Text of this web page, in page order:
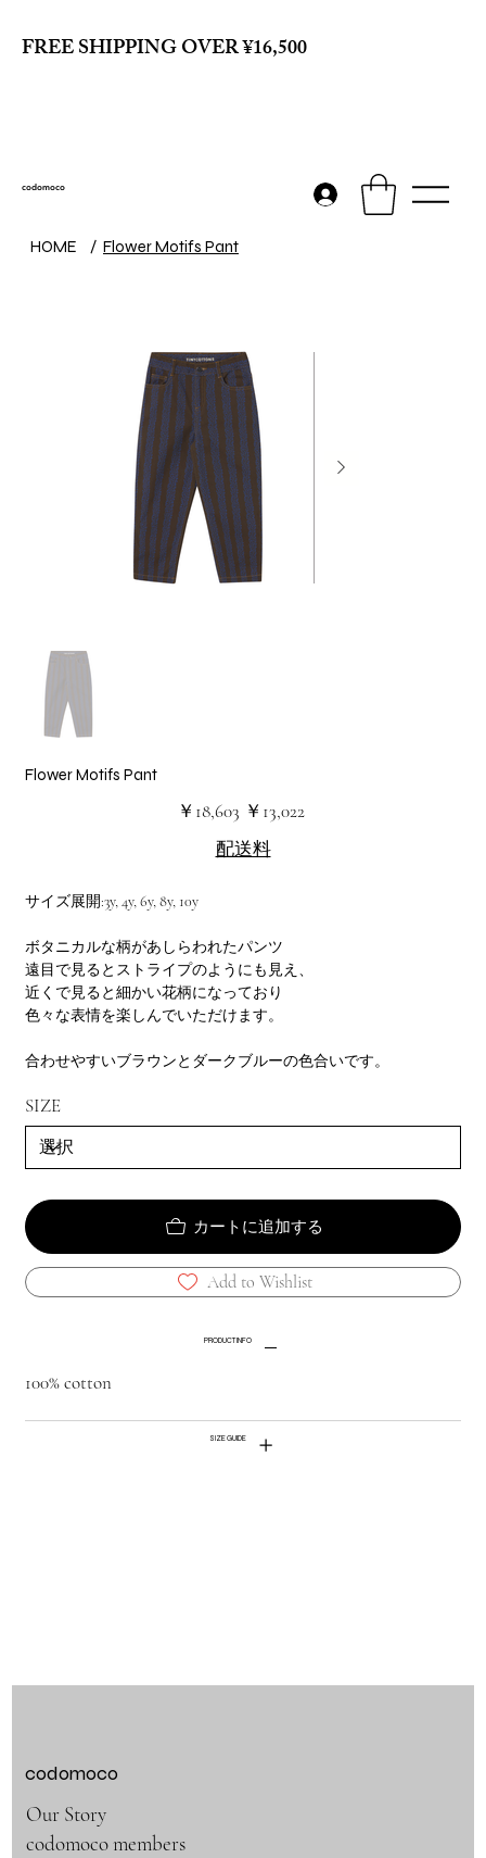
FREE SHIPPING OVER ¥16,500
codomoco
HOME / Flower Motifs Pant
Flower Motifs Pant
元
の
￥18,603
セ
ー
価
￥13,022
配送料
サイズ展開:3y, 4y, 6y, 8y, 10y
ボタニカルな柄があしらわれたパンツ
遠目で見るとストライプのようにも見え、
近くで見ると細かい花柄になっており
色々な表情を楽しんでいただけます。
合わせやすいブラウンとダークブルーの色合いです。
SIZE
カートに追加する
Add to Wishlist
PRODUCT INFO
100% cotton
SIZE GUIDE
codomoco
Our Story
codomoco members